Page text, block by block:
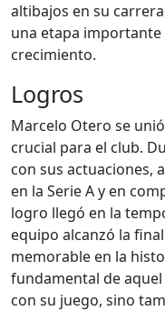
altibajos en su
una etapa
crecimiento.
Logros
Marcelo Otero se
crucial para el club.
con sus actuaciones,
en la Serie A y en
logro llegó en la
equipo alcanzó la
memorable en la
fundamental de
con su juego, sino